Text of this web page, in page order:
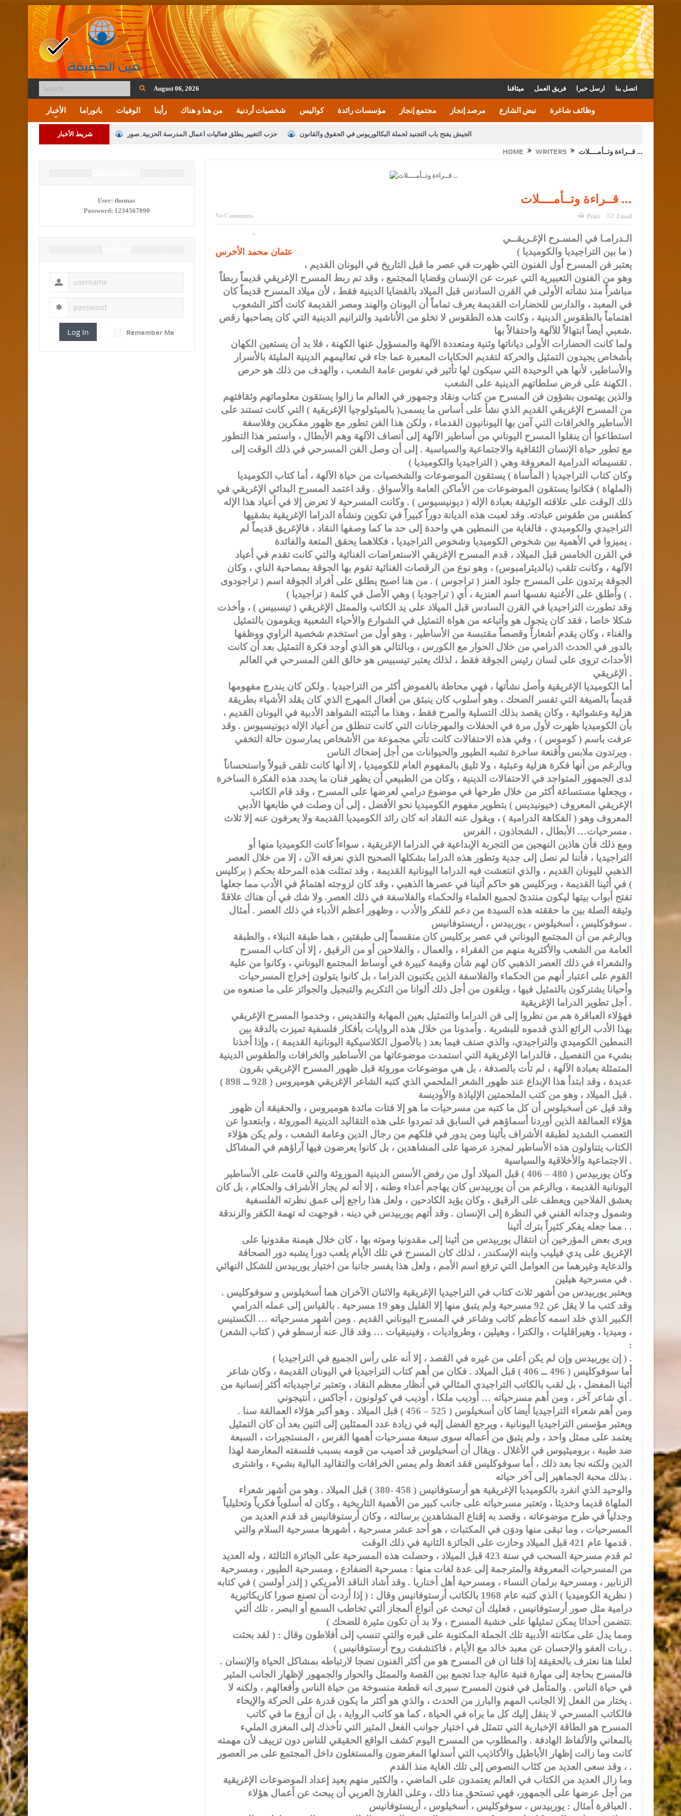
August 06, 2026 ميثاقنا فريق العمل ارسل خبرا اتصل بنا
الأخبار بانوراما الوفيات رأينا من هنا و هناك شخصيات أردنية كواليس مؤسسات رائدة مجتمع إنجاز مرصد إنجاز نبض الشارع وظائف شاغرة
شريط الأخبار حزب التغيير يطلق فعاليات اعمال المدرسة الحزبية..صور الجيش يفتح باب التجنيد لحملة البكالوريوس في الحقوق والقانون
الأمن يتلف 16 مليون حبة كبتاجون و1480 كغم مواد مخدرة
النواب يقر مشروع تعديل قانون الملكية العقارية القاضي يلتقي رؤساء تحرير الصحف اليومية ويؤكد حرص مجلس النواب على شراكة فاعلة مع الإعلام
الملك يتلقى اتصالا هاتفيا من العاهل البحريني
القاضي محمود أحمد فريحات.. مبارك ومزيدا من التوفيق
HOME WRITERS قــراءة وتــأمــــلات …
قــراءة وتــأمــــلات …
No Comments Print Email
عثمان محمد الأخرس
الـدرامـا في المسـرح الإغـريقــي
( ما بين التراجيديا والكوميديا )
يعتبر فن المسرح أول الفنون التي ظهرت في عصر ما قبل التاريخ في اليونان القديم ،
وهو من الفنون التعبيرية التي عبرت عن الإنسان وقضايا المجتمع ، وقد تم ربط المسرح الإغريقي قديماً ربطاً
مباشراً منذ نشأته الأولى في القرن السادس قبل الميلاد بالقضايا الدينية فقط ، لأن ميلاد المسرح قديماً كان
في المعبد ، والدارس للحضارات القديمة يعرف تماماً أن اليونان والهند ومصر القديمة كانت أكثر الشعوب
اهتماماً بالطقوس الدينية ، وكانت هذه الطقوس لا تخلو من الأناشيد والترانيم الدينية التي كان يصاحبها رقص
شعبي أيضاً ابتهالاً للآلهة واحتفالاً بها.
ولما كانت الحضارات الأولى دياناتها وثنية ومتعددة الآلهة والمسؤول عنها الكهنة ، فلا بد أن يستعين الكهان
بأشخاص يجيدون التمثيل والحركة لتقديم الحكايات المعبرة عما جاء في تعاليمهم الدينية المليئة بالأسرار
والأساطير، لأنها هي الوحيدة التي سيكون لها تأثير في نفوس عامة الشعب ، والهدف من ذلك هو حرص
الكهنة على فرض سلطاتهم الدينية على الشعب .
والذين يهتمون بشؤون فن المسرح من كتاب ونقاد وجمهور في العالم ما زالوا يستقون معلوماتهم وثقافتهم
من المسرح الإغريقي القديم الذي نشأ على أساس ما يسمى( بالميثولوجيا الإغريقية ) التي كانت تستند على
الأساطير والخرافات التي آمن بها اليونانيون القدماء ، ولكن هذا الفن تطور مع ظهور مفكرين وفلاسفة
استطاعوا أن ينقلوا المسرح اليوناني من أساطير الآلهة إلى أنصاف الآلهة وهم الأبطال ، واستمر هذا التطور
مع تطور حياة الإنسان الثقافية والاجتماعية والسياسية . إلى أن وصل الفن المسرحي في ذلك الوقت إلى
تقسيماته الدرامية المعروفة وهي ( التراجيديا والكوميديا ) .
وكان كتاب التراجيديا ( المأساة ) يستقون الموضوعات والشخصيات من حياة الآلهة ، أما كتاب الكوميديا
(الملهاة ) فكانوا يستقون الموضوعات من الأماكن العامة والأسواق . وقد اعتمد المسرح البدائي الإغريقي في
ذلك الوقت على علاقته الوثيقة بعبادة الإله ( ديونيسيوس ) . وكانت المسرحية لا تعرض إلا في أعياد هذا الإله
كطقس من طقوس عبادته. وقد لعبت هذه الديانة دوراً كبيراً في تكوين ونشأة الدراما الإغريقية بشقيها
التراجيدي والكوميدي ، فالغاية من النمطين هي واحدة إلى حد ما كما وصفها النقاد ، فالإغريق قديماً لم
يميزوا في الأهمية بين شخوص الكوميديا وشخوص التراجيديا ، فكلاهما يحقق المتعة والفائدة .
في القرن الخامس قبل الميلاد ، قدم المسرح الإغريقي الاستعراضات الغنائية والتي كانت تقدم في أعياد
الآلهة ، وكانت تلقب (بالديثرامبوس) ، وهو نوع من الرقصات الغنائية تقوم بها الجوقة بمصاحبة الناي ، وكان
الجوقة يرتدون على المسرح جلود العنز ( تراجوس ) . من هنا اصبح يطلق على أفراد الجوقة اسم ( تراجودوى
) وأطلق على الأغنية نفسها اسم العنزية ، أي ( تراجوديا ) وهي الأصل في كلمة ( تراجيديا ) .
وقد تطورت التراجيديا في القرن السادس قبل الميلاد على يد الكاتب والممثل الإغريقي ( تيسبيس ) ، وأخذت
شكلا خاصا ، فقد كان يتجول هو وأتباعه من هواة التمثيل في الشوارع والأحياء الشعبية ويقومون بالتمثيل
والغناء ، وكان يقدم أشعاراً وقصصاً مقتبسة من الأساطير ، وهو أول من استخدم شخصية الراوي ووظفها
بالدور في الحدث الدرامي من خلال الحوار مع الكورس ، وبالتالي هو الذي أوجد فكرة التمثيل بعد أن كانت
الأحداث تروى على لسان رئيس الجوقة فقط ، لذلك يعتبر تيسبيس هو خالق الفن المسرحي في العالم
الإغريقي .
أما الكوميديا الإغريقية وأصل نشأتها ، فهي محاطة بالغموض أكثر من التراجيديا . ولكن كان يندرج مفهومها
قديماً بالصيغة التي تفسر الضحك ، وهو أسلوب كان ينبثق من أفعال المهرج الذي كان يقلد الأشياء بطريقة
هزلية وعشوائية ، وكان يقصد بذلك التسلية والمرح فقط ، وهذا ما أثبتته الشواهد الأدبية في اليونان القديم ،
بأن الكوميديا ظهرت لأول مرة في الحفلات والمهرجانات التي كانت تنطلق من أعياد الإله ديونيسيوس . وقد
عرفت باسم ( كوموس ) ، وفي هذه الاحتفالات كانت تأتي مجموعة من الأشخاص يمارسون حالة التخفي
ويرتدون ملابس وأقنعة ساخرة تشبه الطيور والحيوانات من أجل إضحاك الناس .
وبالرغم من أنها فكرة هزلية وعبثية ، ولا تليق بالمفهوم العام للكوميديا ، إلا أنها كانت تلقى قبولاً واستحساناً
لدى الجمهور المتواجد في الاحتفالات الدينية ، وكان من الطبيعي أن يظهر فنان ما يحدد هذه الفكرة الساخرة
، ويجعلها مستساغة أكثر من خلال طرحها في موضوع درامي لعرضها على المسرح ، وقد قام الكاتب
الإغريقي المعروف (خيونيديس ) بتطوير مفهوم الكوميديا نحو الأفضل ، إلى أن وصلت في طابعها الأدبي
المعروف وهو ( الفكاهة الدرامية ) ، ويقول عنه النقاد انه كان رائد الكوميديا القديمة ولا يعرفون عنه إلا ثلاث
مسرحيات… الأبطال ، الشحاذون ، الفرس .
ومع ذلك فأن هاذين النهجين من التجربة الإبداعية في الدراما الإغريقية ، سواءاً كانت الكوميديا منها أو
التراجيديا ، فأننا لم نصل إلى جدية وتطور هذه الدراما بشكلها الصحيح الذي نعرفه الآن ، إلا من خلال العصر
الذهبي لليونان القديم ، والذي انتعشت فيه الدراما اليونانية القديمة ، وقد تمثلت هذه المرحلة بحكم ( بركليس
) في أثينا القديمة ، وبركليس هو حاكم أثينا في عصرها الذهبي ، وقد كان لزوجته اهتمامٌ في الأدب مما جعلها
تفتح أبواب بيتها ليكون منتدىً لجميع العلماء والحكماء والفلاسفة في ذلك العصر. ولا شك في أن هناك علاقةً
وثيقة الصلة بين ما حققته هذه السيدة من دعم للفكر والأدب ، وظهور أعظم الأدباء في ذلك العصر . أمثال
سوفوكليس ، أسخيلوس ، يوربيدس ، أريستوفانيس .
وبالرغم من أن المجتمع اليوناني في عصر بركليس كان منقسماً إلى طبقتين ، هما طبقة النبلاء ، والطبقة
العامة من الشعب والأكثرية منهم من الفقراء ، والعمال ، والفلاحين أو من الرقيق ، إلا أن كتاب المسرح
والشعراء في ذلك العصر الذهبي كان لهم شأن وقيمة كبيرة في أوساط المجتمع اليوناني ، وكانوا من علية
القوم على اعتبار أنهم من الحكماء والفلاسفة الذين يكتبون الدراما ، بل كانوا يتولون إخراج المسرحيات
وأحيانا يشتركون بالتمثيل فيها ، ويلقون من أجل ذلك ألوانا من التكريم والتبجيل والجوائز على ما صنعوه من
أجل تطوير الدراما الإغريقية .
فهؤلاء العباقرة هم من نظروا إلى فن الدراما والتمثيل بعين المهابة والتقديس ، وخدموا المسرح الإغريقي
بهذا الأدب الرائع الذي قدموه للبشرية . وأمدونا من خلال هذه الروايات بأفكار فلسفية تميزت بالدقة بين
النمطين الكوميدي والتراجيدي، والذي صنف فيما بعد ( بالأصول الكلاسيكية اليونانية القديمة ) ، وإذا أخذنا
بشيء من التفصيل ، فالدراما الإغريقية التي استمدت موضوعاتها من الأساطير والخرافات والطقوس الدينية
المتمثلة بعبادة الآلهة ، لم تأت بالصدفة ، بل هي موضوعات موروثة قبل ظهور المسرح الإغريقي بقرون
عديدة ، وقد ابتدأ هذا الإبداع عند ظهور الشعر الملحمي الذي كتبه الشاعر الإغريقي هوميروس ( 928 ــ 898 )
قبل الميلاد ، وهو من كتب الملحمتين الإلياذة والأوديسة .
وقد قيل عن أسخيلوس أن كل ما كتبه من مسرحيات ما هو إلا فتات مائدة هوميروس ، والحقيقة أن ظهور
هؤلاء العمالقة الذين أوردنا أسماؤهم في السابق قد تمردوا على هذه التقاليد الدينية الموروثة ، وابتعدوا عن
التعصب الشديد لطبقة الأشراف بأثينا ومن يدور في فلكهم من رجال الدين وعامة الشعب ، ولم يكن هؤلاء
الكتاب يتناولون هذه الأساطير لمجرد عرضها على المشاهدين ، بل كانوا يعرضون فيها آراؤهم في المشاكل
الاجتماعية والأخلاقية والسياسية .
وكان يوربيدس ( 480 – 406 ) قبل الميلاد أول من رفض الأسس الدينية الموروثة والتي قامت على الأساطير
اليونانية القديمة ، وبالرغم من أن يوربيدس كان يهاجم أعداء وطنه ، إلا أنه لم يجار الأشراف والحكام ، بل كان
يعشق الفلاحين ويعطف على الرقيق ، وكان يؤيد الكادحين ، ولعل هذا راجع إلى عمق نظرته الفلسفية
وشمول وجدانه الفني في النظرة إلى الإنسان . وقد أتهم يوربيدس في دينه ، فوجهت له تهمة الكفر والزندقة
. مما جعله يفكر كثيراً بترك أثينا .
ويرى بعض المؤرخين أن انتقال يوربيدس من أثينا إلى مقدونيا وموته بها ، كان خلال هيمنة مقدونيا على
الإغريق على يدي فيليب وابنه الإسكندر ، لذلك كان المسرح في تلك الأيام يلعب دورا يشبه دور الصحافة
والدعاية وغيرهما من العوامل التي ترفع اسم الأمم ، ولعل هذا يفسر جانبا من اختيار يوربيدس للشكل النهائي
في مسرحية هيلين .
ويعتبر يوربيدس من أشهر ثلاث كتاب في التراجيديا الإغريقية والاثنان الآخران هما أسخيلوس و سوفوكليس .
وقد كتب ما لا يقل عن 92 مسرحية ولم يتبق منها إلا القليل وهو 19 مسرحية . بالقياس إلى عمله الدرامي
الكبير الذي خلد اسمه كأعظم كاتب وشاعر في المسرح اليوناني القديم . ومن أشهر مسرحياته … الكستيس
، وميديا ، وهيراقليات ، والكترا ، وهيلين ، وطرواديات ، وفينيقيات … وقد قال عنه أرسطو في ( كتاب الشعر)
:
( إن يوربيدس وإن لم يكن أعلى من غيره في القصد ، إلا أنه على رأس الجميع في التراجيديا ) .
أما سوفوكليس ( 496 ــ 406 ) قبل الميلاد . فكان من أهم كتاب التراجيديا في اليونان القديمة ، وكان شاعر
أثينا المفضل ، بل لقب بالكاتب التراجيدي المثالي في أنظار معظم النقاد ، وتعتبر تراجيدياته أكثر إنسانية من
أي شاعر آخر ، ومن أهم مسرحياته … أوديب ملكا ، أوديب في كولونون ، أجاكس ، أنتيجوني .
ومن أهم شعراء التراجيديا أيضا كان أسخيلوس ( 525 – 456 ) قبل الميلاد . وهو أكبر هؤلاء العمالقة سنا .
ويعتبر مؤسس التراجيديا اليونانية ، ويرجع الفضل إليه في زيادة عدد الممثلين إلى اثنين بعد أن كان التمثيل
يعتمد على ممثل واحد ، ولم يتبق من أعماله سوى سبعة مسرحيات أهمها الفرس ، المستجيرات ، السبعة
ضد طيبة ، بروميثيوس في الأغلال . ويقال أن أسخيلوس قد أصيب من قومه بسبب فلسفته المعارضة لهذا
الدين ولكنه نجا بعد ذلك ، أما سوفوكليس فقد اتعظ ولم يمس الخرافات والتقاليد البالية بشيء ، واشترى
بذلك محبة الجماهير إلى آخر حياته .
والوحيد الذي انفرد بالكوميديا الإغريقية هو أرستوفانيس ( 458 -380 ) قبل الميلاد . وهو من أشهر شعراء
الملهاة قديما وحديثا ، وتعتبر مسرحياته على جانب كبير من الأهمية التاريخية ، وكان له أسلوباً فكرياً وتحليلياً
وجدلياً في طرح موضوعاته ، وقصد به إقناع المشاهدين برسالته ، وكان أرستوفانيس قد قدم العديد من
المسرحيات ، وما تبقى منها ودوَن في المكتبات ، هو أحد عشر مسرحية ، أشهرها مسرحية السلام والتي
قدمها عام 421 قبل الميلاد وحازت على الجائزة الثانية في ذلك الوقت .
ثم قدم مسرحية السحب في سنة 423 قبل الميلاد ، وحصلت هذه المسرحية على الجائزة الثالثة ، وله العديد
من المسرحيات المعروفة والمترجمة إلى عدة لغات منها : مسرحية الضفادع ، ومسرحية الطيور ، ومسرحية
الزنابير ، ومسرحية برلمان النساء ، ومسرحية أهل أخناريا . وقد أشاد الناقد الأمريكي ( إلدر أولسن ) في كتابه
( نظرية الكوميديا ) الذي كتبه عام 1968 بالكاتب أرستوفانيس وقال : ( إذا أردت أن تصنع صورا كاريكاتيرية
درامية مثل صور أرستوفانيس ، فعليك أن تبحث عن أنواع ألمجاز ألتي تخاطب السمع أو البصر ، تلك ألتي
تتضمن أحداثا يمكن تمثيلها على خشبة المسرح ، ولا بد أن تكون مثيرة للضحك ).
ومما يدل على مكانته الأدبية تلك الجملة المكتوبة على قبره والتي تنسب إلى أفلاطون وقال : ( لقد بحثت
ربات العفو والإحسان عن معبد خالد مع الأيام ، فاكتشفت روح أرستوفانيس ) .
لعلنا هنا نعترف بالحقيقة إذا قلنا ان فن المسرح هو من أكثر الفنون نضجا لارتباطه بمشاكل الحياة والإنسان .
فالمسرح بحاجة إلى مهارة فنية عالية جدا تجمع بين القصة والممثل والحوار والجمهور لإظهار الجانب المثير
في حياة الناس . والمتأمل في فنون المسرح سيرى انه قطعة منسوخة من حياة الناس وأفعالهم ، ولكنه لا
يختار من الفعل إلا الجانب المهم والبارز من الحدث ، والذي هو أكثر ما يكون قدرة على الحركة والإيحاء .
فالكاتب المسرحي لا ينقل إليك كل ما يراه في الحياة ، كما هو كاتب الرواية ، بل ان أروع ما في كاتب
المسرح هو الطاقة الإخبارية التي تتمثل في اختيار جوانب الفعل المثير التي تأخذك إلى المغزى المليء
بالمعاني والألفاظ الهادفة . والمطلوب من المسرح اليوم كشف الواقع الحقيقي للناس دون تزييف لأن مهمته
كانت وما زالت إظهار الأباطيل والأكاذيب التي أسدلها المغرضون والمستغلون داخل المجتمع على مر العصور
، وقد سعى العديد من كتَاب النصوص إلى تلك الغاية منذ القدم .
وما زال العديد من الكتاب في العالم يعتمدون على الماضي ، والكثير منهم يعيد إعداد الموضوعات الإغريقية
من أجل عرضها على الجمهور، فهي تستحق منا ذلك ، وعلى القارئ العربي أن يبحث عن أعمال هؤلاء
العباقرة أمثال : يوربيدس ، سوفوكليس ، أسخيلوس ، أريستوفانيس .
User: thomas
Password: 1234567890
Log In Remember Me